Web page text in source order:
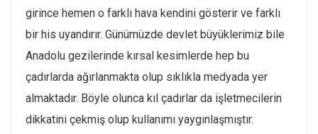
girince hemen o farklı hava kendini gösterir ve farklı
bir his uyandırır. Günümüzde devlet büyüklerimiz bile
Anadolu gezilerinde kırsal kesimlerde hep bu
çadırlarda ağırlanmakta olup sıklıkla medyada yer
almaktadır. Böyle olunca kıl çadırlar da işletmecilerin
dikkatini çekmiş olup kullanımı yaygınlaşmıştır.